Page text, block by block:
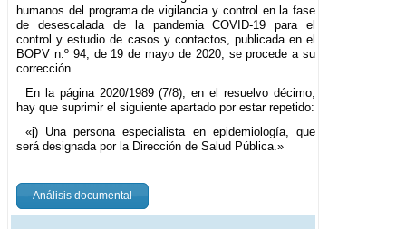
humanos del programa de vigilancia y control en la fase
de desescalada de la pandemia COVID-19 para el
control y estudio de casos y contactos, publicada en el
BOPV n.º 94, de 19 de mayo de 2020, se procede a su
corrección.
En la página 2020/1989 (7/8), en el resuelvo décimo,
hay que suprimir el siguiente apartado por estar repetido:
«j) Una persona especialista en epidemiología, que
será designada por la Dirección de Salud Pública.»
Análisis documental